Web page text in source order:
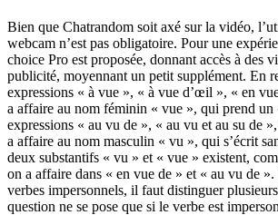
Bien que Chatrandom soit axé sur la vidéo,
webcam n’est pas obligatoire. Pour une
choice Pro est proposée, donnant accès à des
publicité, moyennant un petit supplément. En
expressions « à vue », « à vue d’œil », « en
a affaire au nom féminin « vue », qui prend un
expressions « au vu de », « au vu et au su de
a affaire au nom masculin « vu », qui s’écrit
deux substantifs « vu » et « vue » existent,
on a affaire dans « en vue de » et « au vu de ».
verbes impersonnels, il faut distinguer
question ne se pose que si le verbe est